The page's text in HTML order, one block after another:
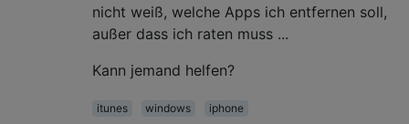
nicht weiß, welche Apps ich entfernen soll,
außer dass ich raten muss ...
Kann jemand helfen?
itunes windows
iphone